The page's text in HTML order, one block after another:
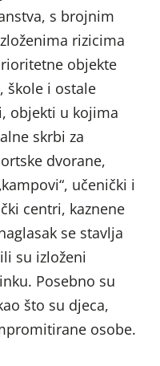
s brojnim
rizicima
objekte
škole i ostale
objekti u kojima
skrbi za
dvorane,
učenički i
centri, kaznene
se stavlja
su izloženi
Posebno su
što su djeca,
osobe.